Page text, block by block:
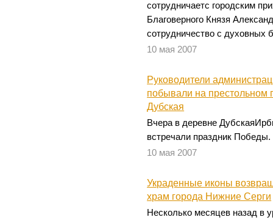
сотрудничаетс городским
Благоверного Князя
сотрудничество с духовных
10 мая 2007
Руководители
побывали на престольном
Дубская
Вчера в деревне
встречали праздник Победы.
10 мая 2007
Украденные иконы
храм города Нижние Серги
Несколько месяцев назад в